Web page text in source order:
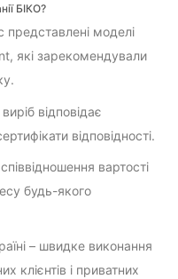
БІКО?
моделі
які зарекомендували
відповідає
відповідності.
вартості
будь-якого
– швидке виконання
клієнтів і приватних